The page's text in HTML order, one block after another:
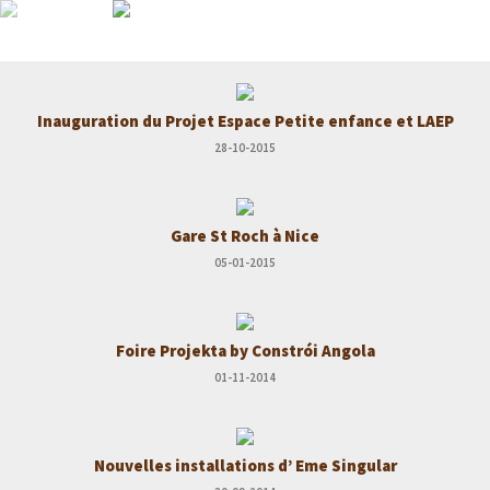
Inauguration du Projet Espace Petite enfance et LAEP
28-10-2015
Gare St Roch à Nice
05-01-2015
Foire Projekta by Constrói Angola
01-11-2014
Nouvelles installations d’ Eme Singular
X - 2
X - 3
X - 4
X - 6
X - 7
X - 8
X - 9
X - 10
X - 11
X - 13
X - 14